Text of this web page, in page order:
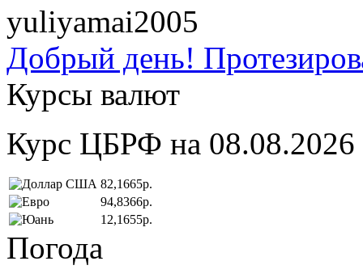
yuliyamai2005
Добрый день!
Курсы валют
Курс ЦБРФ на 08.08.2026
82,1665р.
94,8366р.
12,1655р.
Погода